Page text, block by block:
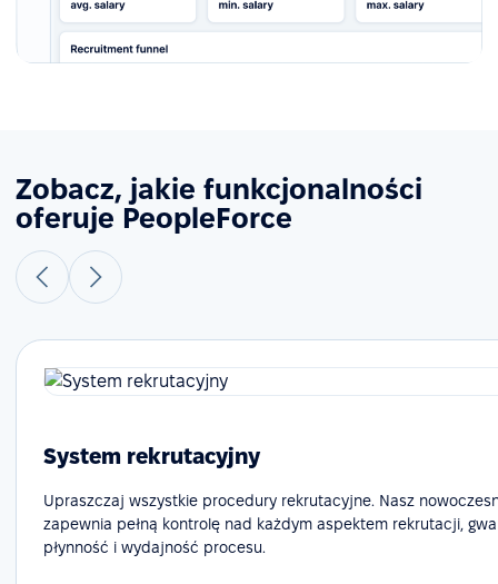
Zobacz, jakie funkcjonalności
oferuje PeopleForce
System rekrutacyjny
Upraszczaj wszystkie procedury rekrutacyjne. Nasz
zapewnia pełną kontrolę nad każdym aspektem rekrutacji,
płynność i wydajność procesu.